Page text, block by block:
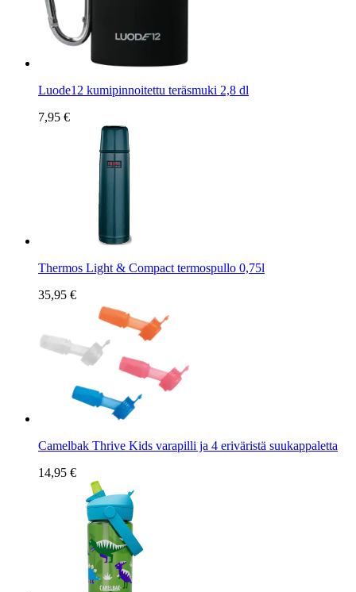
Luode12 kumipinnoitettu teräsmuki 2,8 dl
7,95 €
Thermos Light & Compact termospullo 0,75l
35,95 €
Camelbak Thrive Kids varapilli ja 4 eriväristä suukappaletta
14,95 €